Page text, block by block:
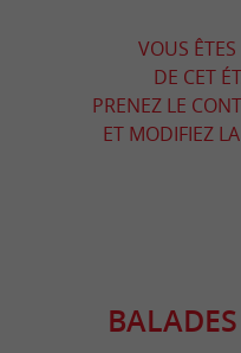
VOUS ÊTES
DE CET
PRENEZ LE
ET MODIFIEZ
BALADES